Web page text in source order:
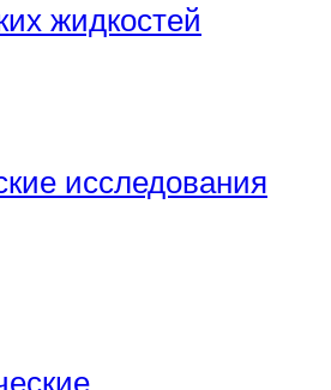
жидкостей
исследования